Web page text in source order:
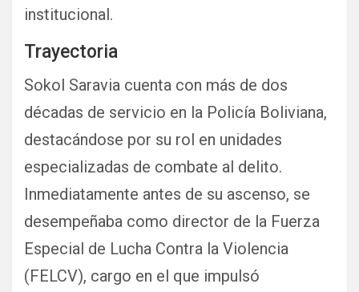
institucional.
Trayectoria
Sokol Saravia cuenta con más de dos
décadas de servicio en la Policía Boliviana,
destacándose por su rol en unidades
especializadas de combate al delito.
Inmediatamente antes de su ascenso, se
desempeñaba como director de la Fuerza
Especial de Lucha Contra la Violencia
(FELCV), cargo en el que impulsó